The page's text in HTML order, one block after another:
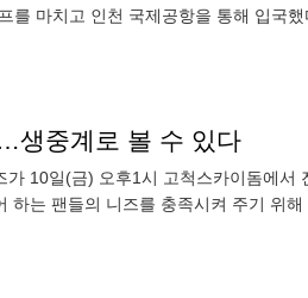
를 마치고 인천 국제공항을 통해 입국
생중계로 볼 수 있다
10일(금) 오후1시 고척스카이돔에
하는 팬들의 니즈를 충족시켜 주기 위